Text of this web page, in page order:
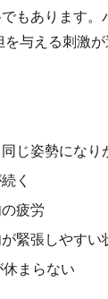
もあります。
与える刺激
じ姿勢になり
く
疲労
緊張しやすい
まらない